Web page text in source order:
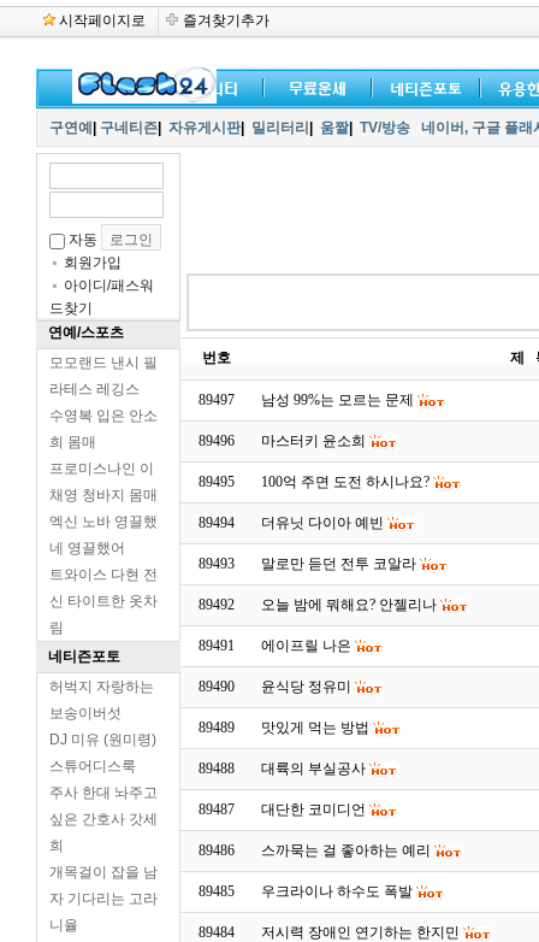
시작페이지로 즐겨찾기추가
구연예 구네티즌 자유게시판| 밀리터리 움짤| TV/방송 네이버, 구글 플
자동
회원가입
아이디/패스워
드찾기
연예/스포츠
모모랜드 낸시 필
라테스 레깅스
수영복 입은 안소
희 몸매
프로미스나인 이
채영 청바지 몸매
엑신 노바 영끌했
네 영끌했어
트와이스 다현 전
신 타이트한 옷차
림
네티즌포토
허벅지 자랑하는
보송이버섯
DJ 미유 (원미령)
스튜어디스룩
주사 한대 놔주고
싶은 간호사 갓세
희
개목걸이 잡을 남
자 기다리는 고라
니율
번호 제
89497 남성 99%는 모르는 문제
89496 마스터키 윤소희
89495 100억 주면 도전 하시나요?
89494 더유닛 다이아 예빈
89493 말로만 듣던 전투 코알라
89492 오늘 밤에 뭐해요? 안젤리나
89491 에이프릴 나은
89490 윤식당 정유미
89489 맛있게 먹는 방법
89488 대륙의 부실공사
89487 대단한 코미디언
89486 스까묵는 걸 좋아하는 예리
89485 우크라이나 하수도 폭발
89484 저시력 장애인 연기하는 한지민